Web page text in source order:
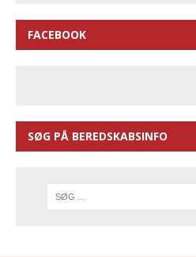
FACEBOOK
SØG PÅ BEREDSKABSINFO